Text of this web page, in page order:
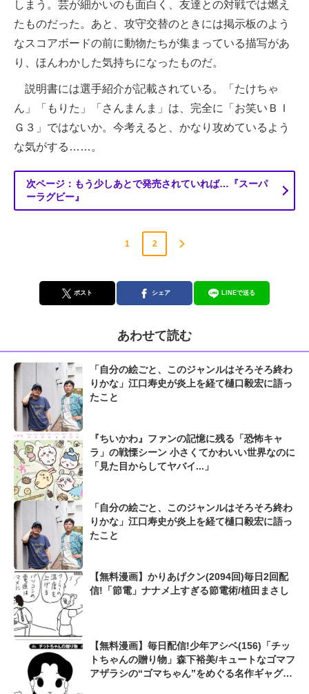
しまう。芸が細かいのも面白く、友達との対戦では燃え
たものだった。あと、攻守交替のときには掲示板のよう
なスコアボードの前に動物たちが集まっている描写があ
り、ほんわかした気持ちになったものだ。
説明書には選手紹介が記載されている。「たけちゃ
ん」「もりた」「さんまんま」は、完全に「お笑いＢＩ
Ｇ３」ではないか。今考えると、かなり攻めているよう
な気がする……。
次ページ：もう少しあとで発売されていれば…『スーパ
ーラグビー』
1 2
ポスト シェア LINEで送る
あわせて読む
「自分の絵ごと、このジャンルはそろそろ終わ
りかな」江口寿史が炎上を経て樋口毅宏に語っ
たこと
『ちいかわ』ファンの記憶に残る「恐怖キャ
ラ」の戦慄シーン 小さくてかわいい世界なのに
「見た目からしてヤバイ...」
「自分の絵ごと、このジャンルはそろそろ終わ
りかな」江口寿史が炎上を経て樋口毅宏に語っ
たこと
【無料漫画】かりあげクン(2094回)毎日2回配
信!「節電」ナナメ上すぎる節電術/植田まさし
【無料漫画】毎日配信!少年アシベ(156)「チッ
トちゃんの贈り物」森下裕美/キュートなゴマフ
アザラシの“ゴマちゃん”をめぐる名作ギャグ4